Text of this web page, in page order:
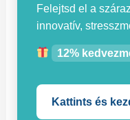
Felejtsd el a
innovatív,
12%
Kattints és